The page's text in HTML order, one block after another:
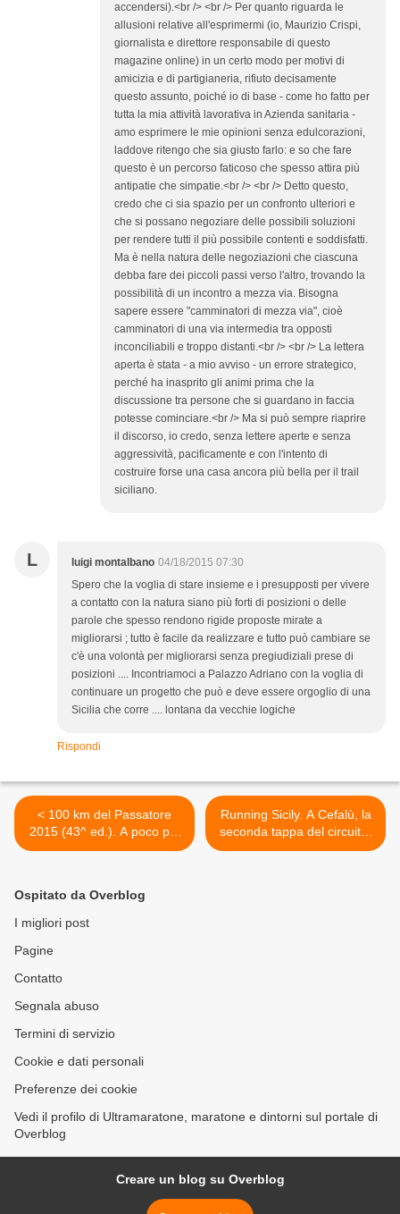
accendersi).<br /> <br /> Per quanto riguarda le
allusioni relative all'esprimermi (io, Maurizio Crispi,
giornalista e direttore responsabile di questo
magazine online) in un certo modo per motivi di
amicizia e di partigianeria, rifiuto decisamente
questo assunto, poiché io di base - come ho fatto per
tutta la mia attività lavorativa in Azienda sanitaria -
amo esprimere le mie opinioni senza edulcorazioni,
laddove ritengo che sia giusto farlo: e so che fare
questo è un percorso faticoso che spesso attira più
antipatie che simpatie.<br /> <br /> Detto questo,
credo che ci sia spazio per un confronto ulteriori e
che si possano negoziare delle possibili soluzioni
per rendere tutti il più possibile contenti e soddisfatti.
Ma è nella natura delle negoziazioni che ciascuna
debba fare dei piccoli passi verso l'altro, trovando la
possibilità di un incontro a mezza via. Bisogna
sapere essere "camminatori di mezza via", cioè
camminatori di una via intermedia tra opposti
inconciliabili e troppo distanti.<br /> <br /> La lettera
aperta è stata - a mio avviso - un errore strategico,
perché ha inasprito gli animi prima che la
discussione tra persone che si guardano in faccia
potesse cominciare.<br /> Ma si può sempre riaprire
il discorso, io credo, senza lettere aperte e senza
aggressività, pacificamente e con l'intento di
costruire forse una casa ancora più bella per il trail
siciliano.
L luigi montalbano 04/18/2015 07:30
Spero che la voglia di stare insieme e i presupposti per vivere
a contatto con la natura siano più forti di posizioni o delle
parole che spesso rendono rigide proposte mirate a
migliorarsi ; tutto è facile da realizzare e tutto può cambiare se
c'è una volontà per migliorarsi senza pregiudiziali prese di
posizioni .... Incontriamoci a Palazzo Adriano con la voglia di
continuare un progetto che può e deve essere orgoglio di una
Sicilia che corre .... lontana da vecchie logiche
Rispondi
< 100 km del Passatore
2015 (43^ ed.). A poco più
di 40 giorni dalla partenza
Running Sicily. A Cefalù, la
seconda tappa del circuito,
domenica 19 aprile, in un
Ospitato da Overblog
I migliori post
Pagine
Contatto
Segnala abuso
Termini di servizio
Cookie e dati personali
Preferenze dei cookie
Vedi il profilo di Ultramaratone, maratone e dintorni sul portale di
Overblog
Creare un blog su Overblog